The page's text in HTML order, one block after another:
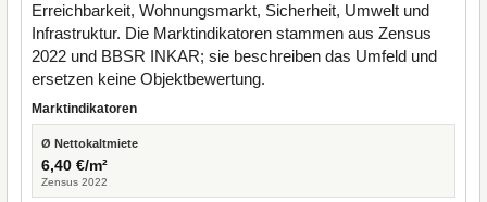
Erreichbarkeit, Wohnungsmarkt, Sicherheit, Umwelt und
Infrastruktur. Die Marktindikatoren stammen aus Zensus
2022 und BBSR INKAR; sie beschreiben das Umfeld und
ersetzen keine Objektbewertung.
Marktindikatoren
Ø Nettokaltmiete
6,40 €/m²
Zensus 2022